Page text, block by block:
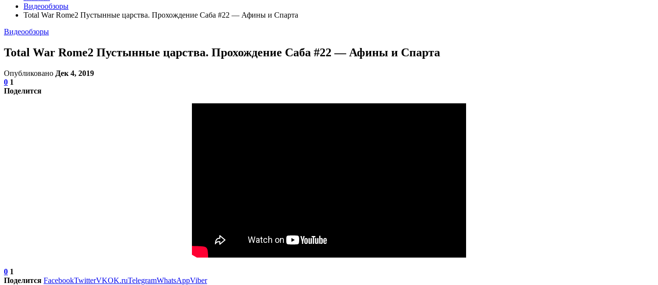
Видеообзоры
Total War Rome2 Пустынные царства. Прохождение Саба #22 — Афины и Спарта
Видеообзоры
Total War Rome2 Пустынные царства. Прохождение Саба #22 — Афины и Спарта
Опубликовано Дек 4, 2019
0 1
Поделится
0 1
Поделится FacebookTwitterVKOK.ruTelegramWhatsAppViber